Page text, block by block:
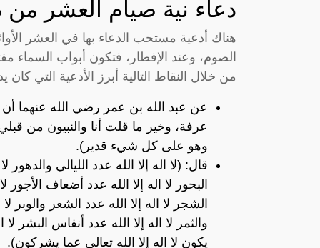
دعاء نية صيام العشر
هناك أدعية مستحب الدعاء بها في العشر
الصوم، وعند الإفطار، فتكون أبواب السماء
من خلال النقاط التالية أبرز الأدعية التي
عن عبد الله بن عمر رضي الله عنهما أن
عرفة، وخير ما قلت أنا والنبيون من
وهو على كل شيء قدير).
قال: (لا اله إلا الله عدد الليالي والدهور
البحور لا اله إلا الله عدد أضعاف الأجور
الشجر لا اله إلا الله عدد الشعر والوبر
والثمر لا اله إلا الله عدد أنفاس البشر
يكون لا اله إلا الله تعالى عما يشركون).